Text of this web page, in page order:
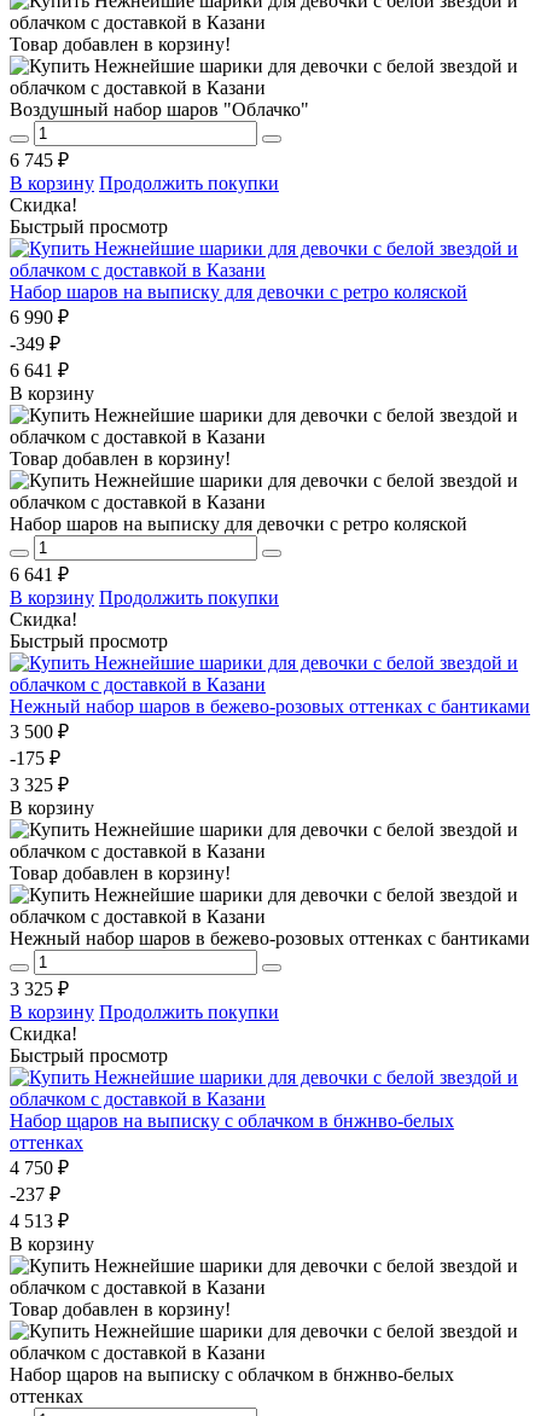
Товар добавлен в корзину!
Воздушный набор шаров "Облачко"
6 745 ₽
В корзину Продолжить покупки
Скидка!
Быстрый просмотр
Набор шаров на выписку для девочки с ретро коляской
6 990 ₽
-349 ₽
6 641 ₽
В корзину
Товар добавлен в корзину!
Набор шаров на выписку для девочки с ретро коляской
6 641 ₽
В корзину Продолжить покупки
Скидка!
Быстрый просмотр
Нежный набор шаров в бежево-розовых оттенках с бантиками
3 500 ₽
-175 ₽
3 325 ₽
В корзину
Товар добавлен в корзину!
Нежный набор шаров в бежево-розовых оттенках с бантиками
3 325 ₽
В корзину Продолжить покупки
Скидка!
Быстрый просмотр
Набор щаров на выписку с облачком в бнжнво-белых
оттенках
4 750 ₽
-237 ₽
4 513 ₽
В корзину
Товар добавлен в корзину!
Набор щаров на выписку с облачком в бнжнво-белых
оттенках